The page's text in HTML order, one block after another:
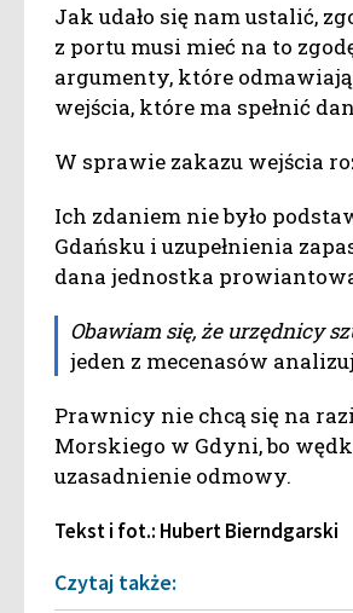
Jak udało się nam ustalić,
z portu musi mieć na to
argumenty, które
wejścia, które ma spełnić
W sprawie zakazu wejścia
Ich zdaniem nie było
Gdańsku i uzupełnienia
dana jednostka
Obawiam się, że urzędnicy
jeden z mecenasów
Prawnicy nie chcą się na
Morskiego w Gdyni, bo
uzasadnienie odmowy.
Tekst i fot.: Hubert Bierndgarski
Czytaj także: